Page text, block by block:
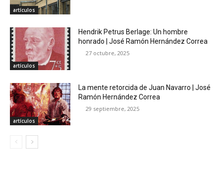
artículos
artículos
Hendrik Petrus Berlage: Un hombre
honrado | José Ramón Hernández Correa
27 octubre, 2025
artículos
La mente retorcida de Juan Navarro | José
Ramón Hernández Correa
29 septiembre, 2025